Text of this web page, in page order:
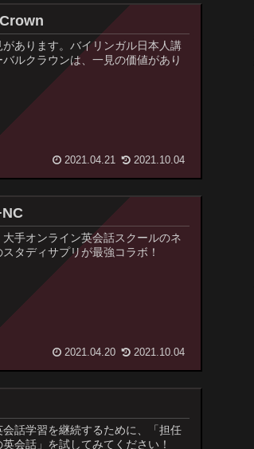
あります。バイリンガル日本人講
ルクラウンは、一見の価値があり
2021.04.21 2021.10.04
手オンライン英会話スクールのネ
タディサプリが最強コラボ！
2021.04.20 2021.10.04
話学習を継続するために、「担任
会話」を試してみてください！